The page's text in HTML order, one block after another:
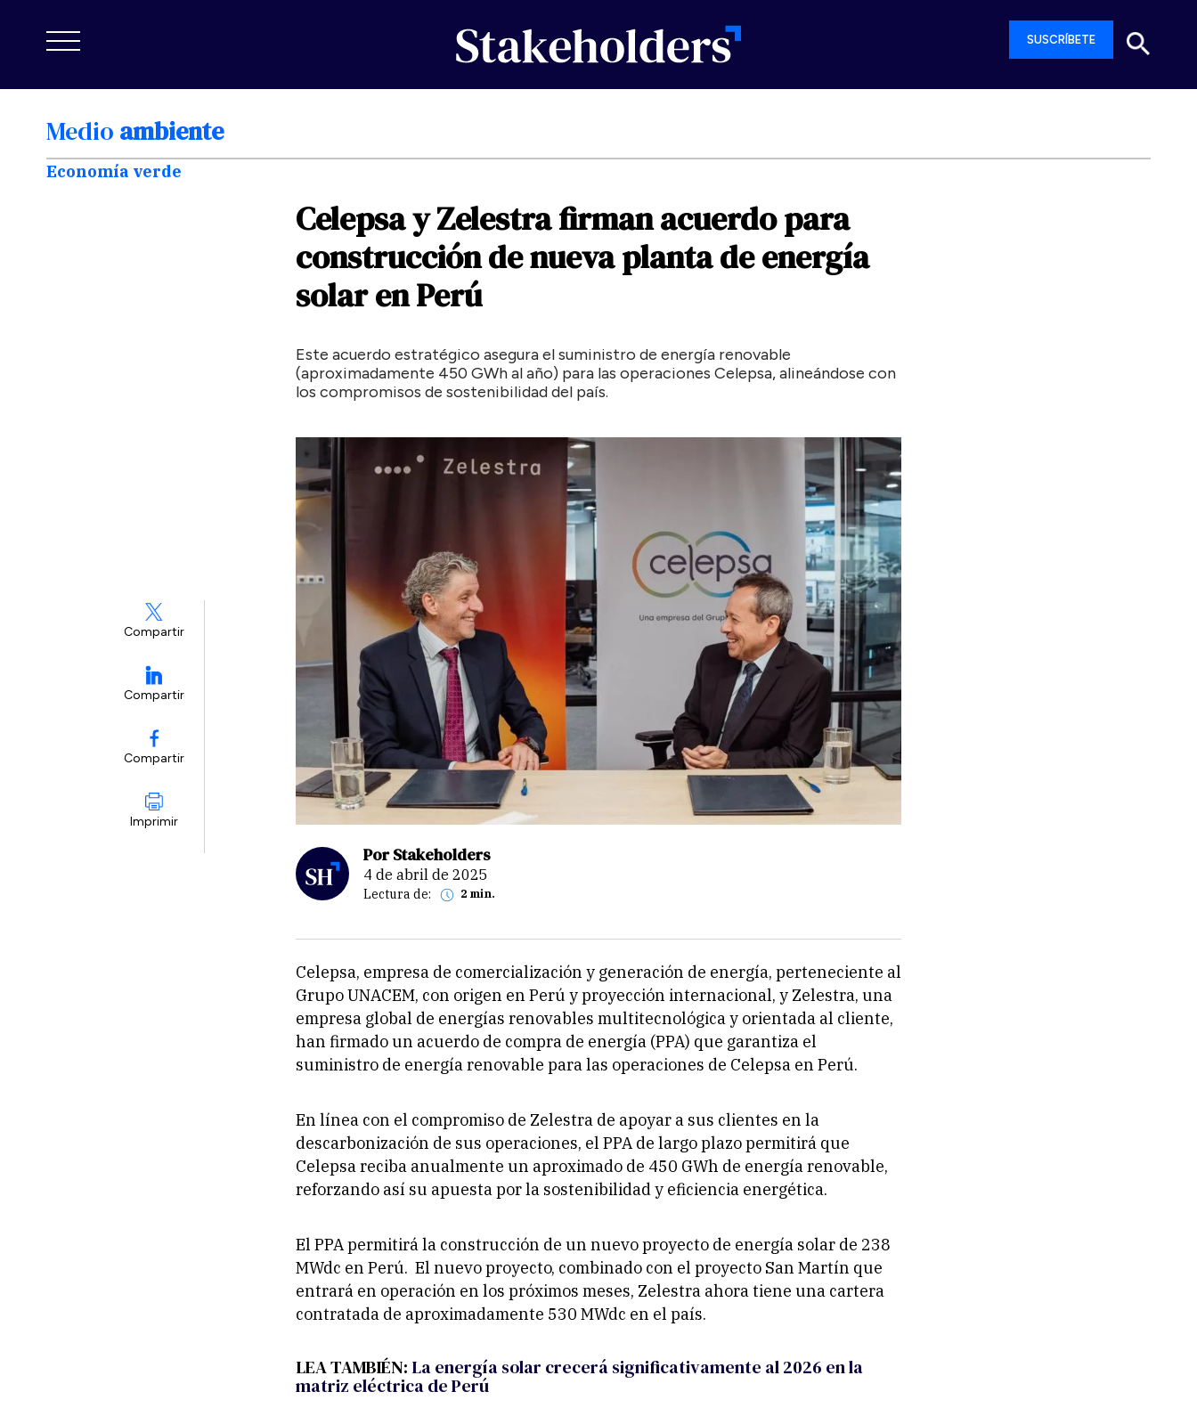
SUSCRÍBETE
Medio ambiente
Economía verde
Compartir
Compartir
Compartir
Imprimir
CelepsayZelestrafirmanacuerdopara
construccióndenuevaplantadeenergía
solarenPerú
Este acuerdo estratégico asegura el suministro de energía renovable
(aproximadamente 450 GWh al año) para las operaciones Celepsa, alineándose con
los compromisos de sostenibilidad del país.
Por Stakeholders
4 de abril de 2025
Lectura de: 2 min.
Celepsa, empresa de comercialización y generación de energía, perteneciente al
Grupo UNACEM, con origen en Perú y proyección internacional, y Zelestra, una
empresa global de energías renovables multitecnológica y orientada al cliente,
han firmado un acuerdo de compra de energía (PPA) que garantiza el
suministro de energía renovable para las operaciones de Celepsa en Perú.
En línea con el compromiso de Zelestra de apoyar a sus clientes en la
descarbonización de sus operaciones, el PPA de largo plazo permitirá que
Celepsa reciba anualmente un aproximado de 450 GWh de energía renovable,
reforzando así su apuesta por la sostenibilidad y eficiencia energética.
El PPA permitirá la construcción de un nuevo proyecto de energía solar de 238
MWdc en Perú. El nuevo proyecto, combinado con el proyecto San Martín que
entrará en operación en los próximos meses, Zelestra ahora tiene una cartera
contratada de aproximadamente 530 MWdc en el país.
LEA TAMBIÉN: La energía solar crecerá significativamente al 2026 en la
matriz eléctrica de Perú